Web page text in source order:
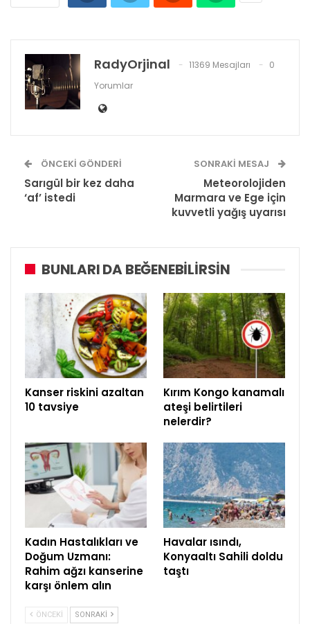
RadyOrjinal 11369 Mesajları
0
Yorumlar
ÖNCEKI GÖNDERI
Sarıgül bir kez daha
‘af’ istedi
SONRAKI MESAJ
Meteorolojiden
Marmara ve Ege için
kuvvetli yağış uyarısı
BUNLARI DA BEĞENEBILIRSIN
Kanser riskini azaltan
10 tavsiye
Kırım Kongo kanamalı
ateşi belirtileri
nelerdir?
Kadın Hastalıkları ve
Doğum Uzmanı:
Rahim ağzı kanserine
karşı önlem alın
Havalar ısındı,
Konyaaltı Sahili doldu
taştı
ÖNCEKI SONRAKI